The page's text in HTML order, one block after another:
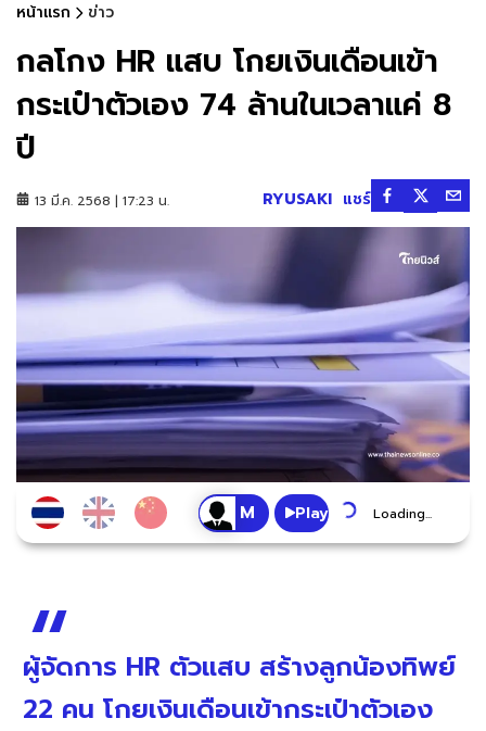
หน้าแรก ข่าว
กลโกง HR แสบ โกยเงินเดือนเข้า
กระเป๋าตัวเอง 74 ล้านในเวลาแค่ 8
ปี
13 มี.ค. 2568 | 17:23 น. RYUSAKI แชร์
Play Loading...
ผู้จัดการ HR ตัวแสบ สร้างลูกน้องทิพย์
22 คน โกยเงินเดือนเข้ากระเป๋าตัวเอง